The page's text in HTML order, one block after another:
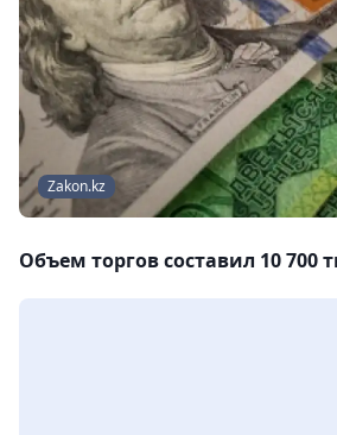
Zakon.kz
Объем торгов составил 10 700